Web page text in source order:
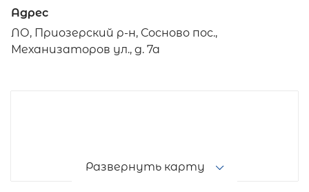
Адрес
ЛО, Приозерский р-н, Сосново пос.,
Механизаторов ул., д. 7а
Развернуть карту